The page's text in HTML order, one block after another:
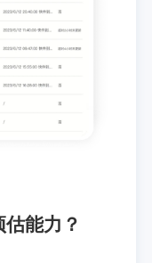
能力？